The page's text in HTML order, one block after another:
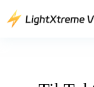
至